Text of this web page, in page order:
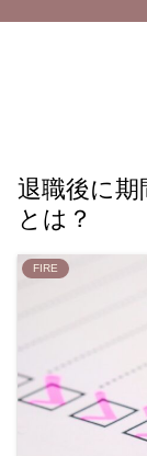
退職後に期
とは？
FIRE